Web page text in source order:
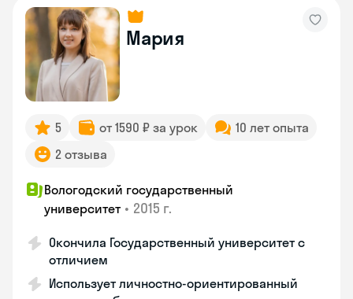
Мария
5 от 1590 ₽ за урок
10 лет опыта
2 отзыва
Вологодский государственный
университет • 2015 г.
Окончила Государственный университет с
отличием
Использует личностно-ориентированный